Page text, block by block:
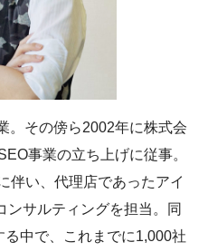
。その傍ら2002年に株式会
事業の立ち上げに従事。
伴い、代理店であったアイ
ンサルティングを担当。同
中で、これまでに1,000社